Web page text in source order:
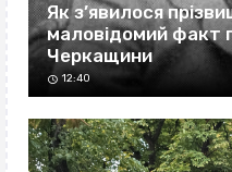
Як з’явилося
маловідомий факт
Черкащини
12:40